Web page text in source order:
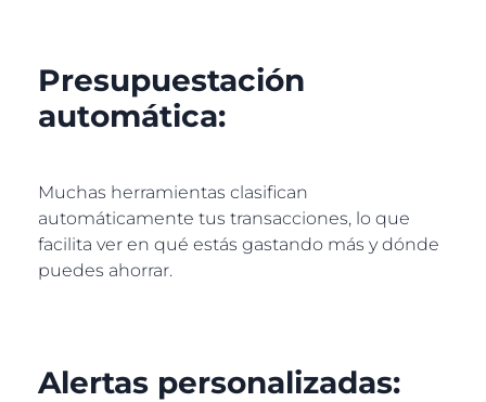
Presupuestación
automática:
Muchas herramientas clasifican
automáticamente tus transacciones, lo que
facilita ver en qué estás gastando más y dónde
puedes ahorrar.
Alertas personalizadas: